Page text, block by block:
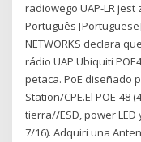
radiowego UAP-LR
Português
NETWORKS declara
rádio UAP Ubiquiti
petaca. PoE diseñado
Station/CPE.El POE-48
tierra//ESD, power LED
7/16). Adquiri una